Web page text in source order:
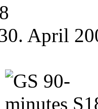
April